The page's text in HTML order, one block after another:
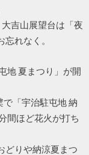
吉山展望台は「夜
れなく。
地 夏まつり」が開
「宇治駐屯地 納
間ほど花火が打ち
どりや納涼夏まつ